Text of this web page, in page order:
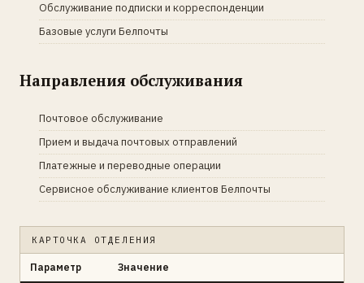
Обслуживание подписки и корреспонденции
Базовые услуги Белпочты
Направления обслуживания
Почтовое обслуживание
Прием и выдача почтовых отправлений
Платежные и переводные операции
Сервисное обслуживание клиентов Белпочты
КАРТОЧКА ОТДЕЛЕНИЯ
Параметр Значение